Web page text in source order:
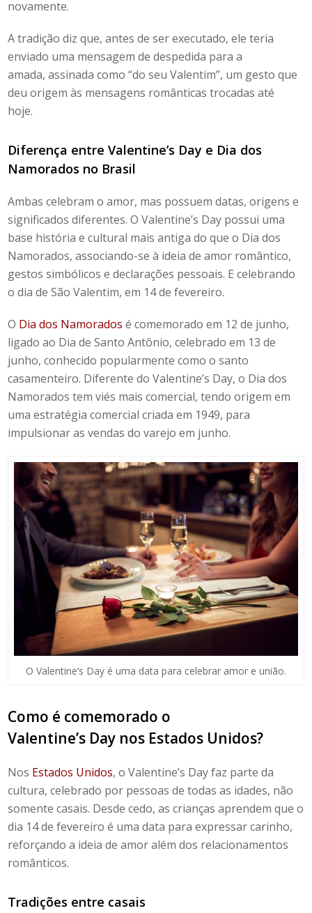
novamente.
A tradição diz que, antes de ser executado, ele teria
enviado uma mensagem de despedida para a
amada, assinada como “do seu Valentim”, um gesto que
deu origem às mensagens românticas trocadas até
hoje.
Diferença entreValentine’s Day e Dia dos
Namorados no Brasil
Ambas celebram o amor, mas possuem datas, origens e
significados diferentes. OValentine’s Day possui uma
base história e cultural mais antiga do que o Dia dos
Namorados, associando-se à ideia de amor romântico,
gestos simbólicos e declarações pessoais. E celebrando
o dia de São Valentim, em 14 de fevereiro.
O Dia dos Namorados é comemorado em 12 de junho,
ligado ao Dia de Santo Antônio, celebrado em 13 de
junho, conhecido popularmente como o santo
casamenteiro. Diferente doValentine’s Day, o Dia dos
Namorados tem viés mais comercial, tendo origem em
uma estratégia comercial criada em 1949, para
impulsionar as vendas do varejo em junho.
O Valentine’s Day é uma data para celebrar amor e união.
Como é comemorado o
Valentine’s Day nos Estados Unidos?
Nos Estados Unidos, oValentine’s Dayfaz parte da
cultura, celebrado por pessoas de todas as idades, não
somente casais. Desde cedo, as crianças aprendem que o
dia 14 de fevereiro é uma data para expressar carinho,
reforçando a ideia de amor além dos relacionamentos
românticos.
Tradições entre casais